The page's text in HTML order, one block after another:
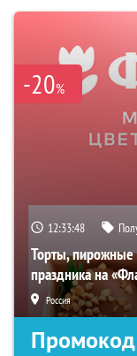
-20%
12:33:47
Торты, пирожные
праздника на
Россия
Промокод